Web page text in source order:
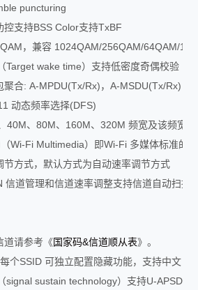
puncturing
控支持BSS Color支持TxBF
，兼容 1024QAM/256QAM/64QAM/
Target wake time）支持低密度奇偶校验（
聚合: A-MPDU(Tx/Rx)，A-MSDU(Tx/Rx)
动态频率选择(DFS)
40M、80M、160M、320M 频宽及该频宽
Wi-Fi Multimedia）即Wi-Fi 多媒体标准的
节方式，默认方式为自动速率调节方式
信道管理和信道速率调整支持信道自动扫描
道请参考《国家码&信道顺从表》。
个SSID 可独立配置隐藏功能，支持中文
signal sustain technology）支持U-APSD 节